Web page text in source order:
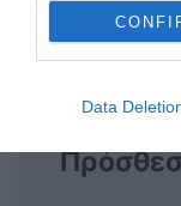
Data
η ψυχή
Να μας